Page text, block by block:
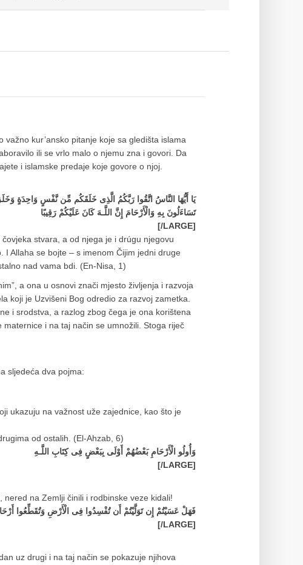
kur’ansko pitanje koje sa gledišta islama
ili se vrlo malo o njemu zna i govori. Da
i islamske predaje koje govore o njoj.
يَا أَيُّهَا النَّاسُ اتَّقُوا رَبَّكُمُ الَّذِی خَلَقَكُم مِّن نَّفْسٍ وَاحِدَةٍ
تَسَاءَلُونَ بِهِ وَالْأَرْحَامَ إِنَّ اللَّـهَ كَانَ عَلَيْكُمْ رَقِيبًا
[/LARGE]
stvara, a od njega je i drúgu njegovu
Allaha se bojte – s imenom Čijim jedni druge
nad vama bdi. (En-Nisa, 1)
a ona u osnovi znači mjesto življenja i razvoja
koji je Uzvišeni Bog odredio za razvoj zametka.
i srodstva, a razlog zbog čega je ona korištena
i na taj način se umnožili. Stoga riječ
sljedeća dva pojma:
ukazuju na važnost uže zajednice, kao što je
وَأُولُو الْأَرْحَامِ بَعْضُهُمْ أَوْلَى بِبَعْضٍ فِی كِتَابِ اللَّـهِ
[/LARGE]
od ostalih. (El-Ahzab, 6)
فَهَلْ عَسَيْتُمْ إِن تَوَلَّيْتُمْ أَن تُفْسِدُوا فِی الْأَرْضِ وَتُقَطِّعُوا
[/LARGE]
na Zemlji činili i rodbinske veze kidali!
uz drugi i na taj način se pokazuje njihova